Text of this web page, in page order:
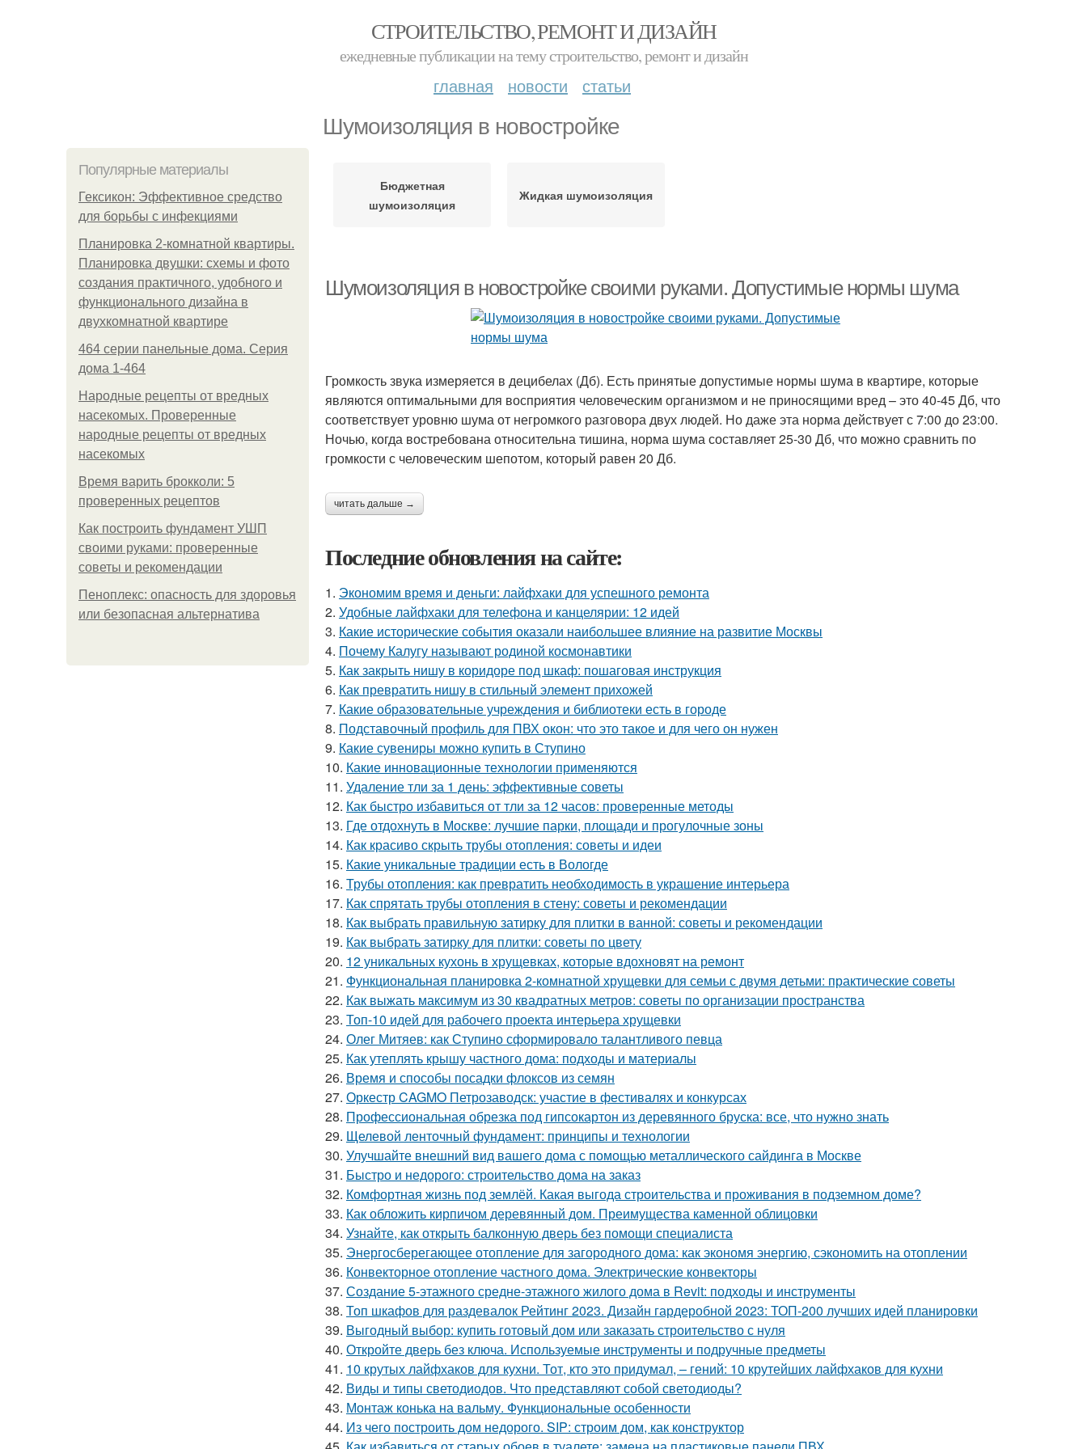
СТРОИТЕЛЬСТВО, РЕМОНТ И ДИЗАЙН
ежедневные публикации на тему строительство, ремонт и дизайн
главная новости статьи
Шумоизоляция в новостройке
Популярные материалы
Гексикон: Эффективное средство
для борьбы с инфекциями
Планировка 2-комнатной квартиры.
Планировка двушки: схемы и фото
создания практичного, удобного и
функционального дизайна в
двухкомнатной квартире
464 серии панельные дома. Серия
дома 1-464
Народные рецепты от вредных
насекомых. Проверенные
народные рецепты от вредных
насекомых
Время варить брокколи: 5
проверенных рецептов
Как построить фундамент УШП
своими руками: проверенные
советы и рекомендации
Пеноплекс: опасность для здоровья
или безопасная альтернатива
Бюджетная
шумоизоляция
Жидкая шумоизоляция
Шумоизоляция в новостройке своими руками. Допустимые нормы шума
Громкость звука измеряется в децибелах (Дб). Есть принятые допустимые нормы шума в квартире, которые
являются оптимальными для восприятия человеческим организмом и не приносящими вред – это 40-45 Дб, что
соответствует уровню шума от негромкого разговора двух людей. Но даже эта норма действует с 7:00 до 23:00.
Ночью, когда востребована относительна тишина, норма шума составляет 25-30 Дб, что можно сравнить по
громкости с человеческим шепотом, который равен 20 Дб.
читать дальше →
Последние обновления на сайте:
1. Экономим время и деньги: лайфхаки для успешного ремонта
2. Удобные лайфхаки для телефона и канцелярии: 12 идей
3. Какие исторические события оказали наибольшее влияние на развитие Москвы
4. Почему Калугу называют родиной космонавтики
5. Как закрыть нишу в коридоре под шкаф: пошаговая инструкция
6. Как превратить нишу в стильный элемент прихожей
7. Какие образовательные учреждения и библиотеки есть в городе
8. Подставочный профиль для ПВХ окон: что это такое и для чего он нужен
9. Какие сувениры можно купить в Ступино
10. Какие инновационные технологии применяются
11. Удаление тли за 1 день: эффективные советы
12. Как быстро избавиться от тли за 12 часов: проверенные методы
13. Где отдохнуть в Москве: лучшие парки, площади и прогулочные зоны
14. Как красиво скрыть трубы отопления: советы и идеи
15. Какие уникальные традиции есть в Вологде
16. Трубы отопления: как превратить необходимость в украшение интерьера
17. Как спрятать трубы отопления в стену: советы и рекомендации
18. Как выбрать правильную затирку для плитки в ванной: советы и рекомендации
19. Как выбрать затирку для плитки: советы по цвету
20. 12 уникальных кухонь в хрущевках, которые вдохновят на ремонт
21. Функциональная планировка 2-комнатной хрущевки для семьи с двумя детьми: практические советы
22. Как выжать максимум из 30 квадратных метров: советы по организации пространства
23. Топ-10 идей для рабочего проекта интерьера хрущевки
24. Олег Митяев: как Ступино сформировало талантливого певца
25. Как утеплять крышу частного дома: подходы и материалы
26. Время и способы посадки флоксов из семян
27. Оркестр CAGMO Петрозаводск: участие в фестивалях и конкурсах
28. Профессиональная обрезка под гипсокартон из деревянного бруска: все, что нужно знать
29. Щелевой ленточный фундамент: принципы и технологии
30. Улучшайте внешний вид вашего дома с помощью металлического сайдинга в Москве
31. Быстро и недорого: строительство дома на заказ
32. Комфортная жизнь под землёй. Какая выгода строительства и проживания в подземном доме?
33. Как обложить кирпичом деревянный дом. Преимущества каменной облицовки
34. Узнайте, как открыть балконную дверь без помощи специалиста
35. Энергосберегающее отопление для загородного дома: как экономя энергию, сэкономить на отоплении
36. Конвекторное отопление частного дома. Электрические конвекторы
37. Создание 5-этажного средне-этажного жилого дома в Revit: подходы и инструменты
38. Топ шкафов для раздевалок Рейтинг 2023. Дизайн гардеробной 2023: ТОП-200 лучших идей планировки
39. Выгодный выбор: купить готовый дом или заказать строительство с нуля
40. Откройте дверь без ключа. Используемые инструменты и подручные предметы
41. 10 крутых лайфхаков для кухни. Тот, кто это придумал, – гений: 10 крутейших лайфхаков для кухни
42. Виды и типы светодиодов. Что представляют собой светодиоды?
43. Монтаж конька на вальму. Функциональные особенности
44. Из чего построить дом недорого. SIP: строим дом, как конструктор